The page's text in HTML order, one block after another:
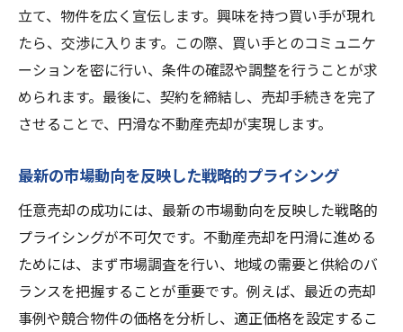
買い手選定の秘訣任意売却で不動産を有利に売
る方法
ターゲットバイヤーを見つけるための市場
調査
任意売却におけるバイヤーの信用評価
略
任意売却の交渉を有利に進めるテクニック
購入意欲を高めるオープンハウスの開催
売却条件の柔軟性とバイヤーへのアピール
任意売却プロセスの複雑さと専門家協力の重要
立て、物件を広く宣伝します。興味を持つ買い手が現れ
たら、交渉に入ります。この際、買い手とのコミュニケ
ーションを密に行い、条件の確認や調整を行うことが求
められます。最後に、契約を締結し、売却手続きを完了
させることで、円滑な不動産売却が実現します。
最新の市場動向を反映した戦略的プライシング
任意売却の成功には、最新の市場動向を反映した戦略的
プライシングが不可欠です。不動産売却を円滑に進める
ためには、まず市場調査を行い、地域の需要と供給のバ
ランスを把握することが重要です。例えば、最近の売却
事例や競合物件の価格を分析し、適正価格を設定するこ